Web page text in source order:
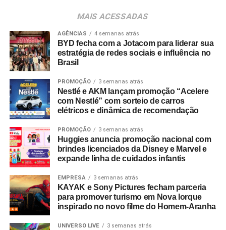
no canal oficial da Ticketmaster, com lote inicial a partir
de R$ 3.950,00. As demais atualizações e atrações do
evento serão divulgadas nos canais oficiais do camarote
nos próximos meses.
MAIS ACESSADAS
AGÊNCIAS 4 semanas atrás
BYD fecha com a Jotacom para liderar sua
estratégia de redes sociais e influência no
Brasil
PROMOÇÃO 3 semanas atrás
Nestlé e AKM lançam promoção “Acelere
com Nestlé” com sorteio de carros
elétricos e dinâmica de recomendação
PROMOÇÃO 3 semanas atrás
Huggies anuncia promoção nacional com
brindes licenciados da Disney e Marvel e
expande linha de cuidados infantis
EMPRESA 3 semanas atrás
KAYAK e Sony Pictures fecham parceria
para promover turismo em Nova Iorque
inspirado no novo filme do Homem-Aranha
UNIVERSO LIVE 3 semanas atrás